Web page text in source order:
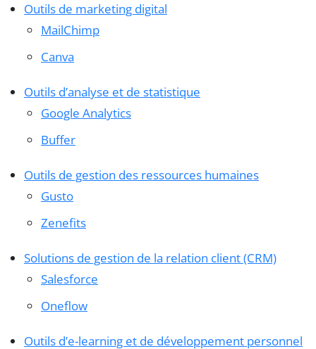
Outils de marketing digital
MailChimp
Canva
Outils d’analyse et de statistique
Google Analytics
Buffer
Outils de gestion des ressources humaines
Gusto
Zenefits
Solutions de gestion de la relation client (CRM)
Salesforce
Oneflow
Outils d’e-learning et de développement personnel